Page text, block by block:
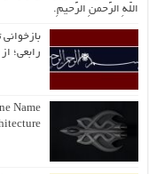
اللّهِ الرَّحمنِ الرَّحیمِ.
رابعی؛
Name